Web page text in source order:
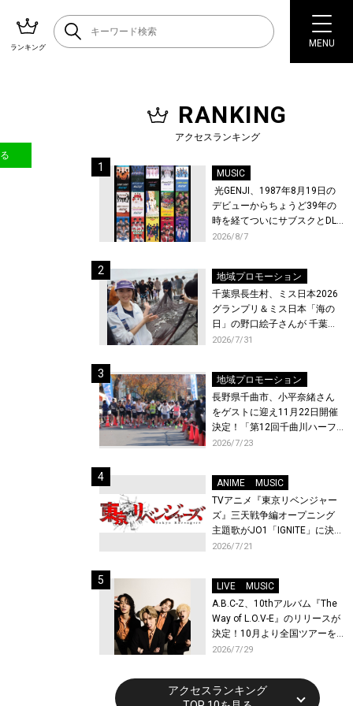
ランキング MENU
RANKING
アクセスランキング
MUSIC
光GENJI、1987年8月19日の
デビューからちょうど39年の
時を経てついにサブスクとDL
配信が解禁！
2026/8/7
地域プロモーション
千葉県長生村、ミス日本2026
グランプリ＆ミス日本「海の
日」の野口絵子さんが 千葉県
唯一の村・長生村で地引網を
2026/7/31
地域プロモーション
長野県千曲市、小平奈緒さん
をゲストに迎え11月22日開催
決定！「第12回千曲川ハーフ
マラソン」エントリー受付開
2026/7/23
ANIME
MUSIC
TVアニメ『東京リベンジャー
ズ』三天戦争編オープニング
主題歌がJO1「IGNITE」に決
定！メンバー全員から喜びと
先行上映会を開催！
2026/7/21
LIVE
MUSIC
A.B.C-Z、10thアルバム『The
Way of L.O.V-E』のリリースが
決定！10月より全国ツアーを
開催！
2026/7/29
アクセスランキング